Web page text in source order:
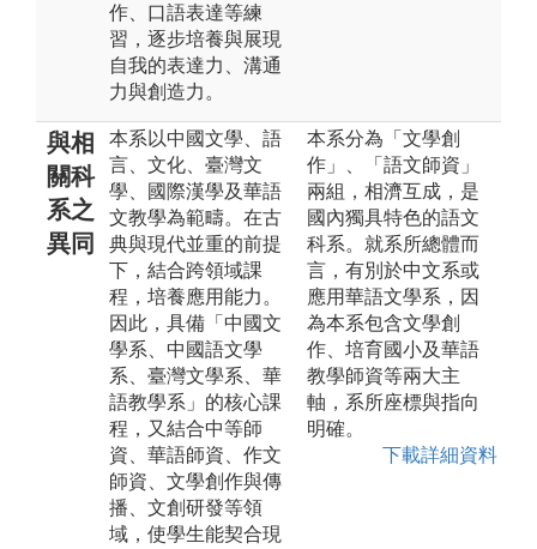
作、口語表達等練
習，逐步培養與展現
自我的表達力、溝通
力與創造力。
與相
關科
系之
異同
本系以中國文學、語
言、文化、臺灣文
學、國際漢學及華語
文教學為範疇。在古
典與現代並重的前提
下，結合跨領域課
程，培養應用能力。
因此，具備「中國文
學系、中國語文學
系、臺灣文學系、華
語教學系」的核心課
程，又結合中等師
資、華語師資、作文
師資、文學創作與傳
播、文創研發等領
域，使學生能契合現
本系分為「文學創
作」、「語文師資」
兩組，相濟互成，是
國內獨具特色的語文
科系。就系所總體而
言，有別於中文系或
應用華語文學系，因
為本系包含文學創
作、培育國小及華語
教學師資等兩大主
軸，系所座標與指向
明確。
下載詳細資料